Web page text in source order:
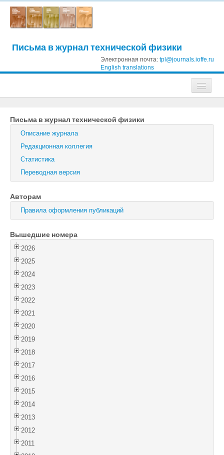
Письма в журнал технической физики
Электронная почта: tpl@journals.ioffe.ru
English translations
Журнал технической физики
Письма в Журнал технической физики
Физика твердого тела
Физика и техника полупроводников
Оптика и спектроскопия
Поиск
Войти
Письма в журнал технической физики
Описание журнала
Редакционная коллегия
Статистика
Переводная версия
Авторам
Правила оформления публикаций
Вышедшие номера
2026
2025
2024
2023
2022
2021
2020
2019
2018
2017
2016
2015
2014
2013
2012
2011